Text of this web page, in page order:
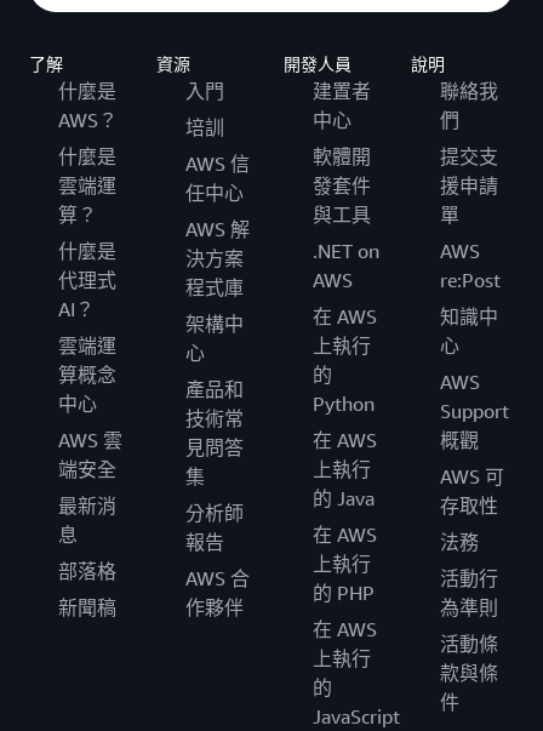
了解
什麼是
AWS？
什麼是
雲端運
算？
什麼是
代理式
AI？
雲端運
算概念
中心
AWS 雲
端安全
最新消
息
部落格
新聞稿
資源
入門
培訓
AWS 信
任中心
AWS 解
決方案
程式庫
架構中
心
產品和
技術常
見問答
集
分析師
報告
AWS 合
作夥伴
開發人員
建置者
中心
軟體開
發套件
與工具
.NET on
AWS
在 AWS
上執行
的
Python
在 AWS
上執行
的 Java
在 AWS
上執行
的 PHP
在 AWS
上執行
的
JavaScript
說明
聯絡我
們
提交支
援申請
單
AWS
re:Post
知識中
心
AWS
Support
概觀
AWS 可
存取性
法務
活動行
為準則
活動條
款與條
件